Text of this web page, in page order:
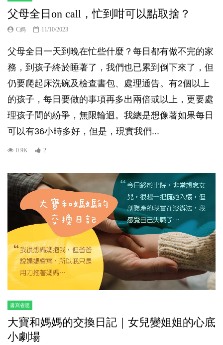
父母全日on call，忙到咁可以點取捨？
C媽 11/10/2023
父母全日一天到晚在忙些什麼？每日都有做不完的家
務，到孩子終於睡著了，我們也已累到倒下來了，但
仍要爬起床洗碗及檢查書包、處理通告。有2個以上
的孩子，每日要做的事項再多出兩倍或以上，更要處
理孩子間的紛爭，無限輪迴。我總是想像著如果每日
可以有36小時多好，但是，現實我們...
0.9K 2
書寫省思
大寶和媽媽的交換日記｜女兒變姐姐的心底
小劇場